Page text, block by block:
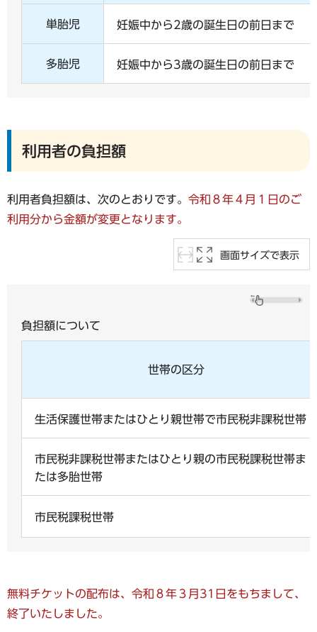
単胎児 妊娠中から2歳の誕生日の前日まで
多胎児 妊娠中から3歳の誕生日の前日まで
利用者の負担額
利用者負担額は、次のとおりです。 令和８年４月１日のご
利用分から金額が変更となります。
画面サイズで表示
負担額について
世帯の区分
生活保護世帯またはひとり親世帯で市民税非課税世帯
市民税非課税世帯またはひとり親の市民税課税世帯ま
たは多胎世帯
市民税課税世帯
無料チケットの配布は、令和８年３月31日をもちまして、
終了いたしました。